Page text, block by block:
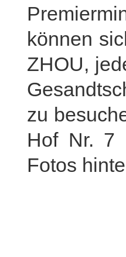
können
ZHOU,
zu
Hof Nr. 7
Fotos